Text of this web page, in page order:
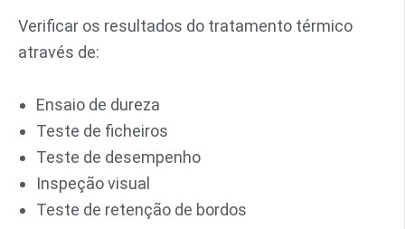
Verificar os resultados do tratamento térmico
através de:
Ensaio de dureza
Teste de ficheiros
Teste de desempenho
Inspeção visual
Teste de retenção de bordos